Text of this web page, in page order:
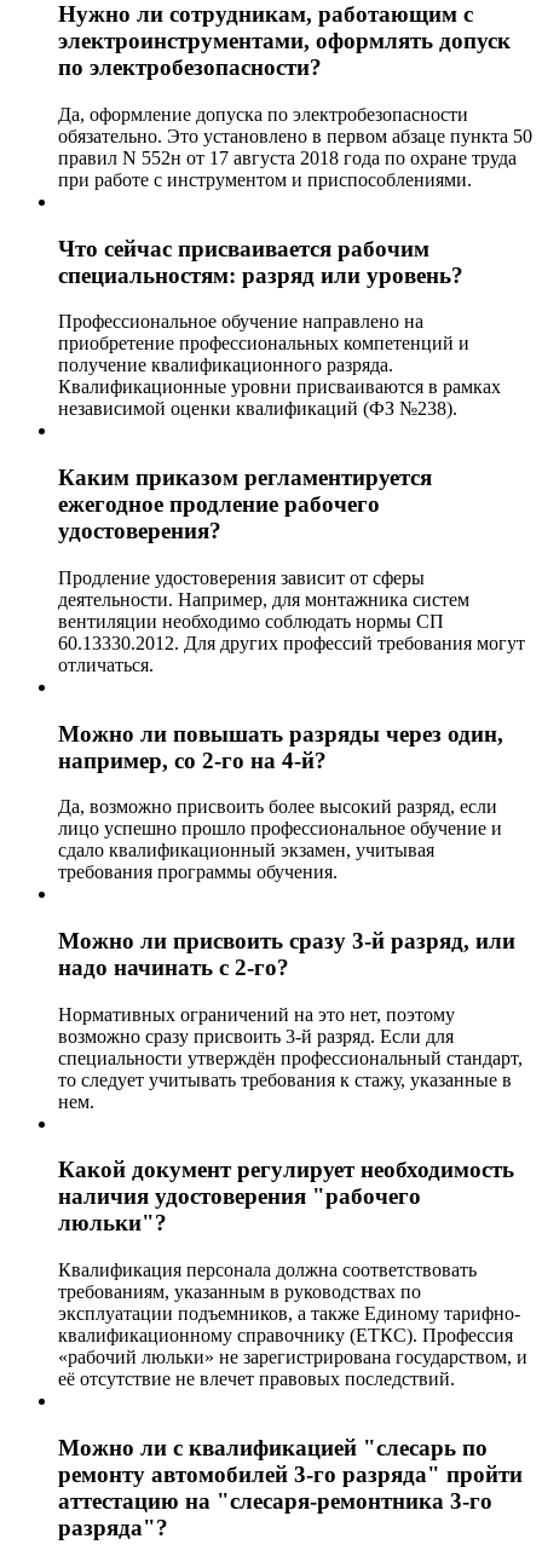
Нужно ли сотрудникам, работающим с
электроинструментами, оформлять допуск
по электробезопасности?
Да, оформление допуска по электробезопасности
обязательно. Это установлено в первом абзаце пункта 50
правил N 552н от 17 августа 2018 года по охране труда
при работе с инструментом и приспособлениями.
Что сейчас присваивается рабочим
специальностям: разряд или уровень?
Профессиональное обучение направлено на
приобретение профессиональных компетенций и
получение квалификационного разряда.
Квалификационные уровни присваиваются в рамках
независимой оценки квалификаций (ФЗ №238).
Каким приказом регламентируется
ежегодное продление рабочего
удостоверения?
Продление удостоверения зависит от сферы
деятельности. Например, для монтажника систем
вентиляции необходимо соблюдать нормы СП
60.13330.2012. Для других профессий требования могут
отличаться.
Можно ли повышать разряды через один,
например, со 2-го на 4-й?
Да, возможно присвоить более высокий разряд, если
лицо успешно прошло профессиональное обучение и
сдало квалификационный экзамен, учитывая
требования программы обучения.
Можно ли присвоить сразу 3-й разряд, или
надо начинать с 2-го?
Нормативных ограничений на это нет, поэтому
возможно сразу присвоить 3-й разряд. Если для
специальности утверждён профессиональный стандарт,
то следует учитывать требования к стажу, указанные в
нем.
Какой документ регулирует необходимость
наличия удостоверения "рабочего
люльки"?
Квалификация персонала должна соответствовать
требованиям, указанным в руководствах по
эксплуатации подъемников, а также Единому тарифно-
квалификационному справочнику (ЕТКС). Профессия
«рабочий люльки» не зарегистрирована государством, и
её отсутствие не влечет правовых последствий.
Можно ли с квалификацией "слесарь по
ремонту автомобилей 3-го разряда" пройти
аттестацию на "слесаря-ремонтника 3-го
разряда"?